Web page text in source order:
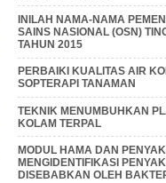
INILAH NAMA-NAMA
SAINS NASIONAL (OSN)
TAHUN 2015
PERBAIKI KUALITAS AIR
SOPTERAPI TANAMAN
TEKNIK MENUMBUHKAN
KOLAM TERPAL
MODUL HAMA DAN
MENGIDENTIFIKASI
DISEBABKAN OLEH